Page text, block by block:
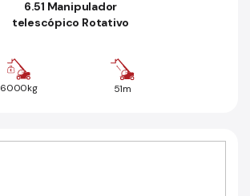
6.51 Manipulador
telescópico Rotativo
6000kg 51m